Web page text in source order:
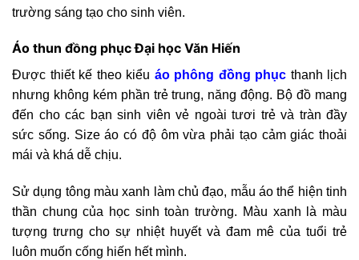
trường sáng tạo cho sinh viên.
Áo thun đồng phục Đại học Văn Hiến
Được thiết kế theo kiểu áo phông đồng phục thanh lịch
nhưng không kém phần trẻ trung, năng động. Bộ đồ mang
đến cho các bạn sinh viên vẻ ngoài tươi trẻ và tràn đầy
sức sống. Size áo có độ ôm vừa phải tạo cảm giác thoải
mái và khá dễ chịu.
Sử dụng tông màu xanh làm chủ đạo, mẫu áo thể hiện tinh
thần chung của học sinh toàn trường. Màu xanh là màu
tượng trưng cho sự nhiệt huyết và đam mê của tuổi trẻ
luôn muốn cống hiến hết mình.